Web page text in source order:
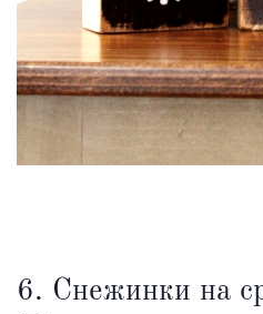
6. Снежинки на